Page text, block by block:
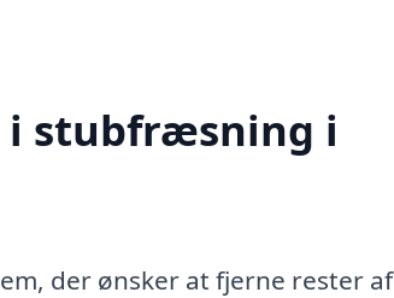
i stubfræsning i
der ønsker at fjerne rester af